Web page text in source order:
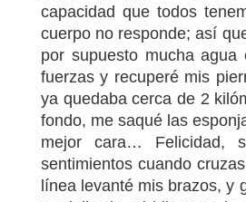
capacidad que todos
cuerpo no responde; así
por supuesto mucha
fuerzas y recuperé mis
ya quedaba cerca de 2
fondo, me saqué las
mejor cara… Felicidad,
sentimientos cuando
línea levanté mis brazos, y